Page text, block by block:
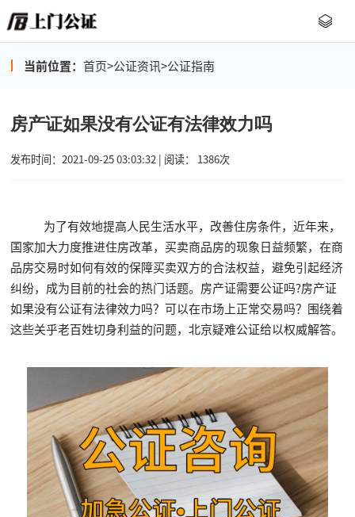
当前位置： 首页>公证资讯>公证指南
房产证如果没有公证有法律效力吗
发布时间：2021-09-25 03:03:32 | 阅读： 1386次
为了有效地提高人民生活水平，改善住房条件，近年来，
国家加大力度推进住房改革，买卖商品房的现象日益频繁，在商
品房交易时如何有效的保障买卖双方的合法权益，避免引起经济
纠纷，成为目前的社会的热门话题。房产证需要公证吗?房产证
如果没有公证有法律效力吗？可以在市场上正常交易吗？围绕着
这些关乎老百姓切身利益的问题，北京疑难公证给以权威解答。